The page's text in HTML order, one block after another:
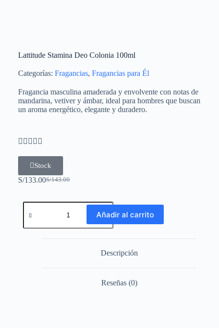
Lattitude Stamina Deo Colonia 100ml
Categorías: Fragancias, Fragancias para Él
Fragancia masculina amaderada y envolvente con notas de
mandarina, vetiver y ámbar, ideal para hombres que buscan
un aroma energético, elegante y duradero.
    
Stock
S/143.00
S/133.00
Añadir al carrito
Descripción
Reseñas (0)